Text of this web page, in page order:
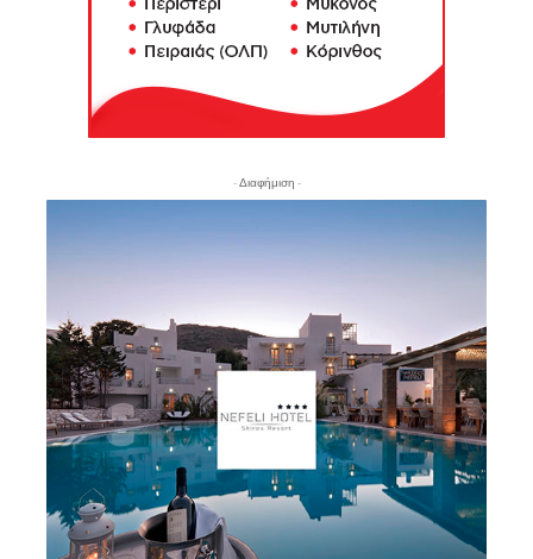
- Διαφήμιση -